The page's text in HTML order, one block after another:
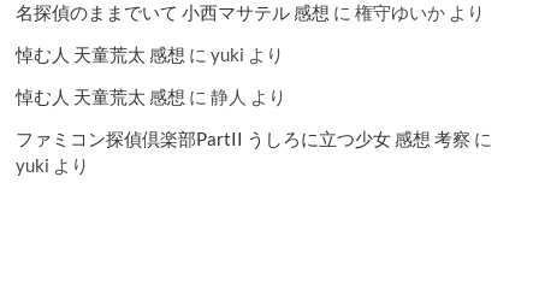
名探偵のままでいて 小西マサテル 感想 に権守ゆいか より
悼む人 天童荒太 感想 にyuki より
悼む人 天童荒太 感想 に静人 より
ファミコン探偵倶楽部PartII うしろに立つ少女 感想 考察 に
yuki より